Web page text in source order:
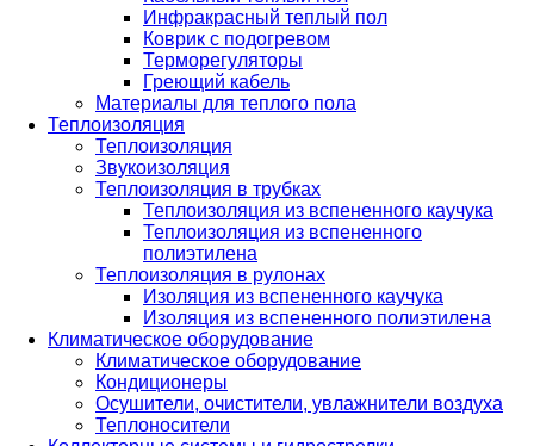
Инфракрасный теплый пол
Коврик с подогревом
Терморегуляторы
Греющий кабель
Материалы для теплого пола
Теплоизоляция
Теплоизоляция
Звукоизоляция
Теплоизоляция в трубках
Теплоизоляция из вспененного каучука
Теплоизоляция из вспененного
полиэтилена
Теплоизоляция в рулонах
Изоляция из вспененного каучука
Изоляция из вспененного полиэтилена
Климатическое оборудование
Климатическое оборудование
Кондиционеры
Осушители, очистители, увлажнители воздуха
Теплоносители